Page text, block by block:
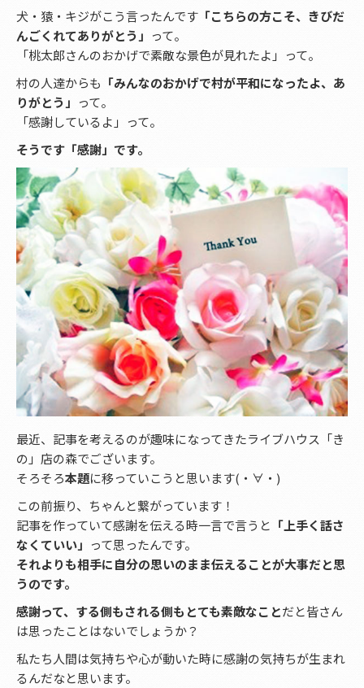
犬・猿・キジがこう言ったんです 「こちらの方こそ、きびだ
んごくれてありがとう」 って。
「桃太郎さんのおかげで素敵な景色が見れたよ」って。
村の人達からも 「みんなのおかげで村が平和になったよ、あ
りがとう」 って。
「感謝しているよ」って。
そうです「感謝」です。
最近、記事を考えるのが趣味になってきたライブハウス「き
の」店の森でございます。
そろそろ本題に移っていこうと思います(・∀・)
この前振り、ちゃんと繋がっています！
記事を作っていて感謝を伝える時一言で言うと 「上手く話さ
なくていい」 って思ったんです。
それよりも相手に自分の思いのまま伝えることが大事だと思
うのです。
感謝って、する側もされる側もとても素敵なことだと皆さん
は思ったことはないでしょうか？
私たち人間は気持ちや心が動いた時に感謝の気持ちが生まれ
るんだなと思います。